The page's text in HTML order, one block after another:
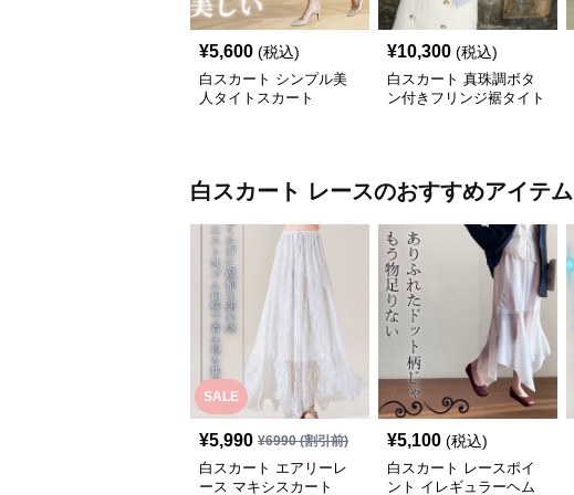
¥5,600 (税込)
白スカート シンプル美
人タイトスカート
¥10,300 (税込)
白スカート 真珠調ボタ
ン付きフリンジ裾タイト
白スカート レースのおすすめアイテム
SALE
¥5,990 ¥6990(割引前)
白スカート エアリーレ
ース マキシスカート
¥5,100 (税込)
白スカート レースポイ
ント イレギュラーヘム